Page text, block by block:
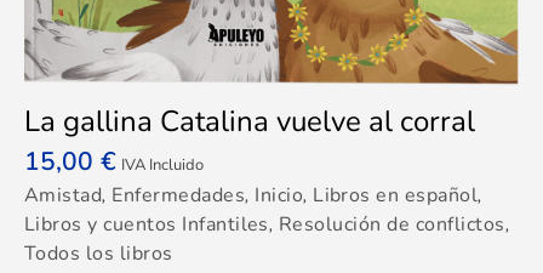
La gallina Catalina vuelve al corral
15,00 € IVA Incluido
Amistad, Enfermedades, Inicio, Libros en español,
Libros y cuentos Infantiles, Resolución de conflictos,
Todos los libros